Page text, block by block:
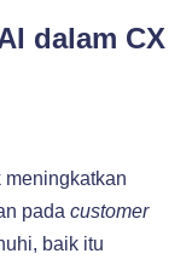
dalam CX
pada customer
baik itu